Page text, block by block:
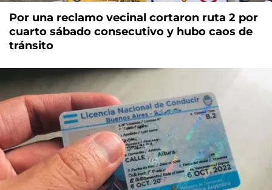
Por una reclamo vecinal cortaron ruta 2 por
cuarto sábado consecutivo y hubo caos de
tránsito